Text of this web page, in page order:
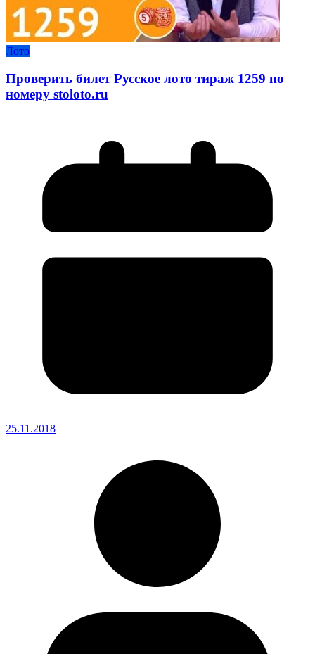
Лото
Проверить билет Русское лото тираж 1259 по
номеру stoloto.ru
25.11.2018